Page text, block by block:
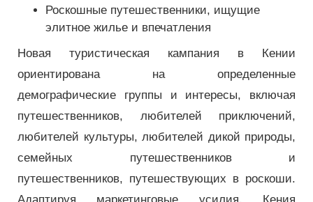
Роскошные путешественники, ищущие
элитное жилье и впечатления
Новая туристическая кампания в Кении
ориентирована на определенные
демографические группы и интересы, включая
путешественников, любителей приключений,
любителей культуры, любителей дикой природы,
семейных путешественников и
путешественников, путешествующих в роскоши.
Адаптируя маркетинговые усилия, Кения